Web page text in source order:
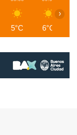
5°C 6°C
›